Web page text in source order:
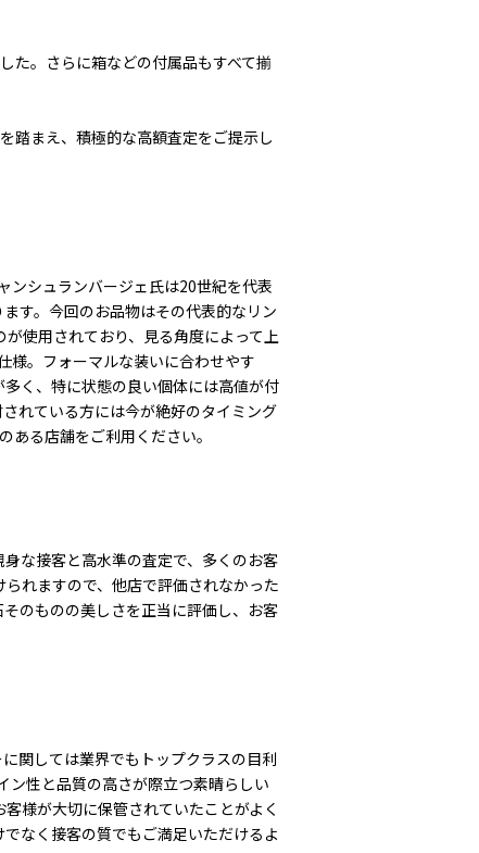
た。さらに箱などの付属品もすべて揃
踏まえ、積極的な高額査定をご提示し
ンシュランバージェ氏は20世紀を代表
す。今回のお品物はその代表的なリン
使用されており、見る角度によって上
様。フォーマルな装いに合わせやす
く、特に状態の良い個体には高値が付
れている方には今が絶好のタイミング
る店舗をご利用ください。
な接客と高水準の査定で、多くのお客
れますので、他店で評価されなかった
のものの美しさを正当に評価し、お客
関しては業界でもトップクラスの目利
ン性と品質の高さが際立つ素晴らしい
様が大切に保管されていたことがよく
なく接客の質でもご満足いただけるよ